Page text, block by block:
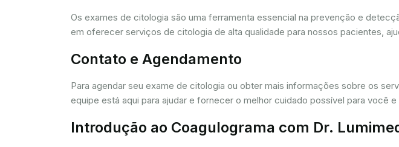
Os exames de citologia são uma ferramenta essencial na prevenção e
em oferecer serviços de citologia de alta qualidade para nossos pacientes,
Contato e Agendamento
Para agendar seu exame de citologia ou obter mais informações sobre os
equipe está aqui para ajudar e fornecer o melhor cuidado possível para você e
Introdução ao Coagulograma com Dr.